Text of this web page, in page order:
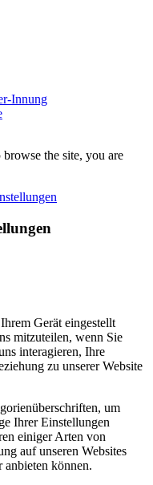
Innung
the site, you are
Gerät eingestellt
mitzuteilen, wenn Sie
interagieren, Ihre
zu unserer Website
um
Ihrer Einstellungen
einiger Arten von
auf unseren Websites
können.